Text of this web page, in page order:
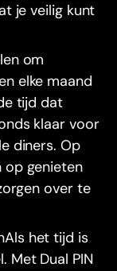
je veilig kunt
om
elke maand
tijd dat
klaar voor
diners. Op
op genieten
over te
het tijd is
Met Dual PIN